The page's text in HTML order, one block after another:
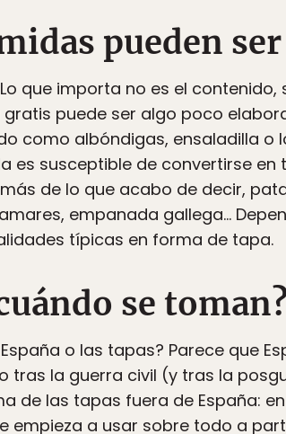
pueden
que importa no es el
gratis puede ser algo poco
como albóndigas, ensaladilla o
es susceptible de convertirse
de lo que acabo de decir,
empanada gallega…
típicas en forma de tapa.
se
o las tapas? Parece que
tras la guerra civil (y tras la
de las tapas fuera de España:
empieza a usar sobre todo a